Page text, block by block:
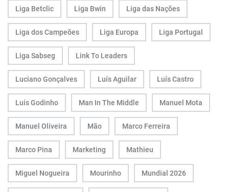
Liga Betclic Liga Bwin Liga das Nações
Liga dos Campeões Liga Europa Liga Portugal
Liga Sabseg Link To Leaders
Luciano Gonçalves Luís Aguilar Luís Castro
Luís Godinho Man In The Middle Manuel Mota
Manuel Oliveira Mão Marco Ferreira
Marco Pina Marketing Mathieu
Miguel Nogueira Mourinho Mundial 2026